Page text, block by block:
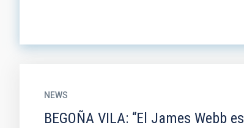
NEWS
BEGOÑA VILA: “El James Webb es